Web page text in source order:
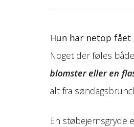
Hun har netop
Noget der føles
blomster eller en
alt fra
En støbejernsgryde